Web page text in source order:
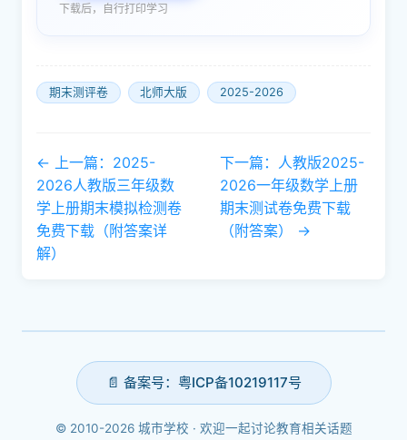
下载后，自行打印学习
期末测评卷 北师大版 2025-2026
← 上一篇：2025-
2026人教版三年级数
学上册期末模拟检测卷
免费下载（附答案详
解）
下一篇：人教版2025-
2026一年级数学上册
期末测试卷免费下载
（附答案） →
📄 备案号：粤ICP备10219117号
© 2010-2026 城市学校 · 欢迎一起讨论教育相关话题